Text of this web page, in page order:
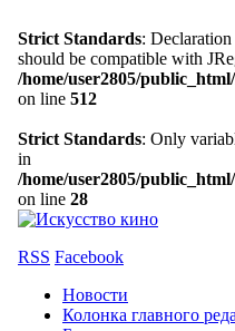
Strict Standards:
should be compatible with
/home/user2805/
on line 512
Strict Standards: Only
in
/home/user2805/
on line 28
RSS Facebook
Новости
Колонка главного